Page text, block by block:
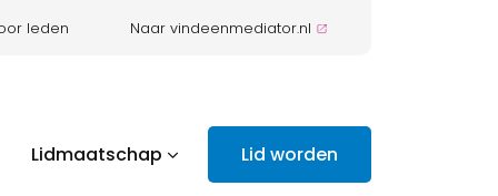
leden Naar vindeenmediator.nl
Lidmaatschap Lid worden